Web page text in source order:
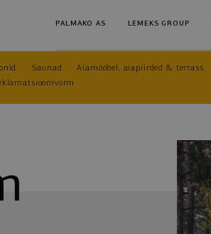
PALMAKO AS LEMEKS GROUP
Saunad Aiamööbel, aiapiirded & terrass